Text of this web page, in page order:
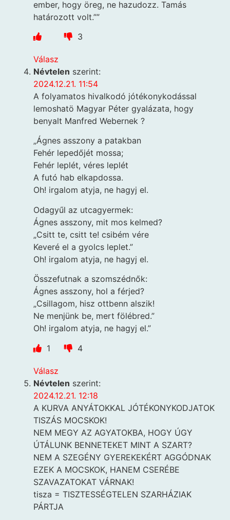
ember, hogy öreg, ne hazudozz. Tamás
határozott volt.””
3
Válasz
Névtelen szerint:
2024.12.21. 11:54
A folyamatos hivalkodó jótékonykodással
lemoshatö Magyar Péter gyalázata, hogy
benyalt Manfred Webernek ?
„Ágnes asszony a patakban
Fehér lepedőjét mossa;
Fehér leplét, véres leplét
A futó hab elkapdossa.
Oh! irgalom atyja, ne hagyj el.
Odagyűl az utcagyermek:
Ágnes asszony, mit mos kelmed?
„Csitt te, csitt te! csibém vére
Keveré el a gyolcs leplet.”
Oh! irgalom atyja, ne hagyj el.
Összefutnak a szomszédnők:
Ágnes asszony, hol a férjed?
„Csillagom, hisz ottbenn alszik!
Ne menjünk be, mert fölébred.”
Oh! irgalom atyja, ne hagyj el.”
1
4
Válasz
Névtelen szerint:
2024.12.21. 12:18
A KURVA ANYÁTOKKAL JÓTÉKONYKODJATOK
TISZÁS MOCSKOK!
NEM MEGY AZ AGYATOKBA, HOGY ÚGY
ÚTÁLUNK BENNETEKET MINT A SZART?
NEM A SZEGÉNY GYEREKEKÉRT AGGÓDNAK
EZEK A MOCSKOK, HANEM CSERÉBE
SZAVAZATOKAT VÁRNAK!
tisza = TISZTESSÉGTELEN SZARHÁZIAK
PÁRTJA